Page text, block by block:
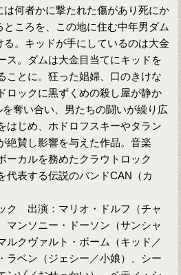
は何者かに撃たれた傷があり死にか
ところを、この地に住む中年男ダム
る。キッドが手にしているのは大金
ス。ダムは大金目当てにキッドを
ことに。狂った娼婦、口のきけな
ロックに黒ずくめの殺し屋が静か
奪い合い、男たちの闘いが繰り広
はじめ、ホドロフスキーやタラン
絶賛し影響を与えた作品。音楽
ーカルを務めたクラウトロック
代表する伝説のバンドCAN（カ
ク 出演：マリオ・ドルフ（チャ
マンソニー・ドーソン（サンシャ
ルクヴァルト・ボーム（キッド／
ラベン（ジェシー／小娘）、シー